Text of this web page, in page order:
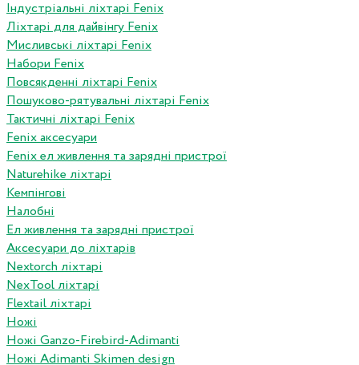
Індустріальні ліхтарі Fenix
Ліхтарі для дайвінгу Fenix
Мисливські ліхтарі Fenix
Набори Fenix
Повсякденні ліхтарі Fenix
Пошуково-рятувальні ліхтарі Fenix
Тактичні ліхтарі Fenix
Fenix аксесуари
Fenix ел живлення та зарядні пристрої
Naturehike ліхтарі
Кемпінгові
Налобні
Ел живлення та зарядні пристрої
Аксесуари до ліхтарів
Nextorch ліхтарі
NexTool ліхтарі
Flextail ліхтарі
Ножі
Ножі Ganzo-Firebird-Adimanti
Ножі Adimanti Skimen design